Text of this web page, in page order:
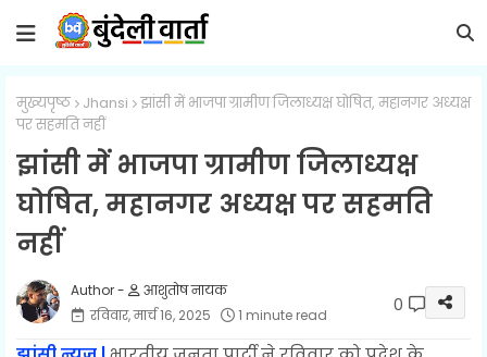
मुख्यपृष्ठ Jhansi
झांसी में भाजपा ग्रामीण जिलाध्यक्ष घोषित, महानगर अध्यक्ष
पर सहमति नहीं
झांसी में भाजपा ग्रामीण जिलाध्यक्ष
घोषित, महानगर अध्यक्ष पर सहमति
नहीं
आशुतोष नायक
रविवार, मार्च 16, 2025
1 minute read 0